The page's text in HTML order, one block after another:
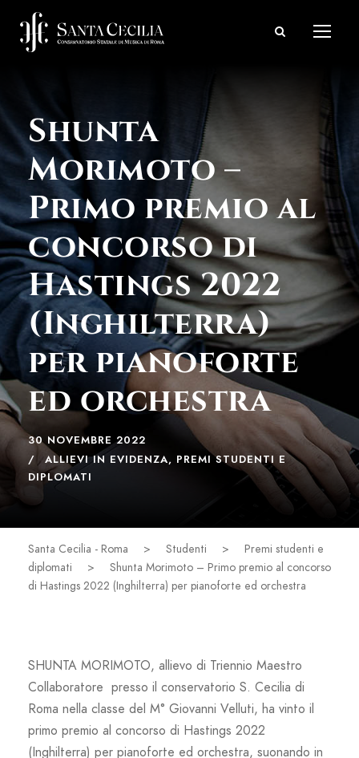
Shunta
Morimoto –
Primo premio al
concorso di
Hastings 2022
(Inghilterra)
per pianoforte
ed orchestra
30 NOVEMBRE 2022
ALLIEVI IN EVIDENZA, PREMI STUDENTI E
DIPLOMATI
Santa Cecilia - Roma > Studenti >
Premi studenti e
diplomati
>
Shunta Morimoto – Primo premio al concorso
di Hastings 2022 (Inghilterra) per pianoforte ed orchestra
SHUNTA MORIMOTO, allievo di Triennio Maestro
Collaboratore presso il conservatorio S. Cecilia di
Roma nella classe del M° Giovanni Velluti, ha vinto il
primo premio al concorso di Hastings 2022
(Inghilterra) per pianoforte ed orchestra, suonando in